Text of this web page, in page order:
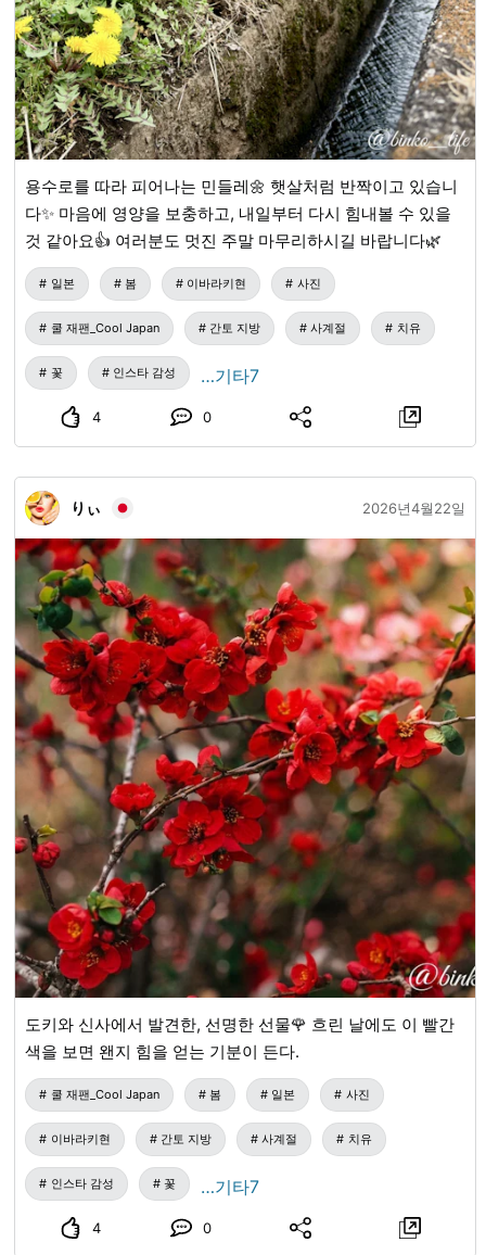
용수로를 따라 피어나는 민들레🌼 햇살처럼 반짝이고 있습니
다✨️ 마음에 영양을 보충하고, 내일부터 다시 힘내볼 수 있을
것 같아요👍 여러분도 멋진 주말 마무리하시길 바랍니다🌿
일본 봄 이바라키현 사진
쿨 재팬_Cool Japan 간토 지방 사계절 치유
꽃 인스타 감성 …기타7
4 0
りぃ 2026년4월22일
도키와 신사에서 발견한, 선명한 선물🌹 흐린 날에도 이 빨간
색을 보면 왠지 힘을 얻는 기분이 든다.
쿨 재팬_Cool Japan 봄 일본 사진
이바라키현 간토 지방 사계절 치유
인스타 감성 꽃 …기타7
4 0